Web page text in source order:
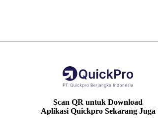
Scan QR untuk Download
Aplikasi Quickpro Sekarang Juga